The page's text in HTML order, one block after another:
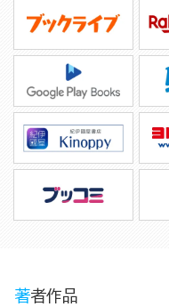
著者作品